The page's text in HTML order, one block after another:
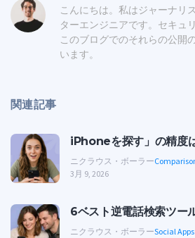
こんにちは。私はジャーナリ
ターエンジニアです。セキュ
このブログでのそれらの公開
います。
関連記事
iPhoneを探す」の精度
ニクラウス・ボーラー
3月 9, 2026
6ベスト逆電話検索ツー
ニクラウス・ボーラーSocial Apps